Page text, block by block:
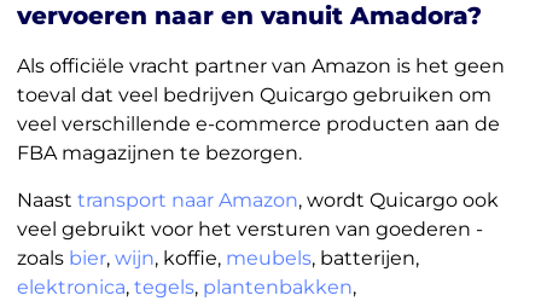
vervoeren naar en vanuit Amadora?
Als officiële vracht partner van Amazon is het geen
toeval dat veel bedrijven Quicargo gebruiken om
veel verschillende e-commerce producten aan de
FBA magazijnen te bezorgen.
Naast transport naar Amazon, wordt Quicargo ook
veel gebruikt voor het versturen van goederen -
zoals bier, wijn, koffie, meubels, batterijen,
elektronica, tegels, plantenbakken,